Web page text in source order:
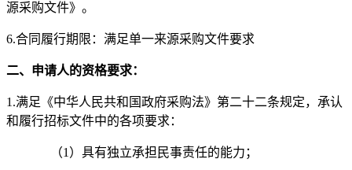
源采购文件》。
6.合同履行期限：满足单一来源采购文件要求
二、申请人的资格要求：
1 .满足《中华人民共和国政府采购法》第二十二条规定，承认
和履行招标文件中的各项要求：
（1）具有独立承担民事责任的能力；